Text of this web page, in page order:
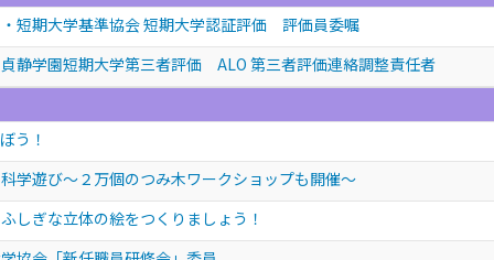
短期大学基準協会 短期大学認証評価 評価員委嘱
静学園短期大学第三者評価 ALO 第三者評価連絡調整責任者
う！
学遊び～２万個のつみ木ワークショップも開催～
しぎな立体の絵をつくりましょう！